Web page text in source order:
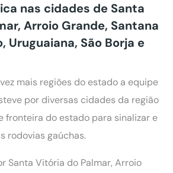
nas cidades de Santa
Arroio Grande, Santana
Uruguaiana, São Borja e
mais regiões do estado a equipe
por diversas cidades da região
fronteira do estado para sinalizar e
rodovias gaúchas.
Santa Vitória do Palmar, Arroio